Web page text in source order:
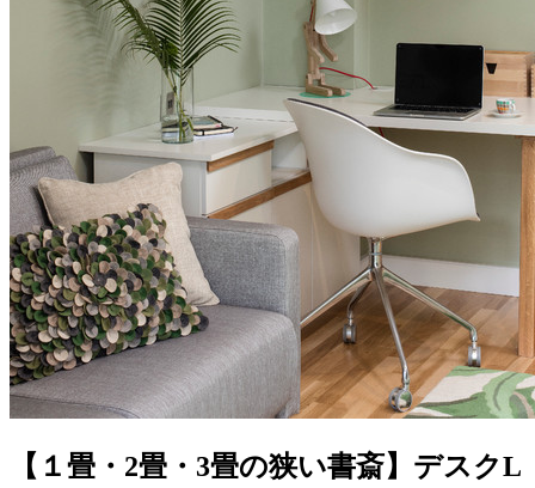
【１畳・2畳・3畳の狭い書斎】デスクL